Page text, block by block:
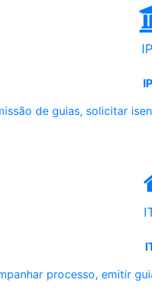
de guias, solicitar
processo, emitir